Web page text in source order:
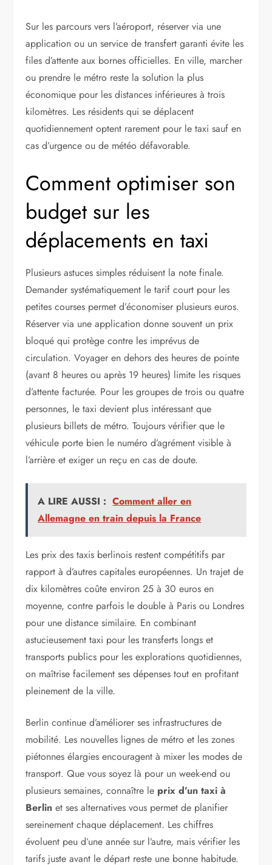
Sur les parcours vers l’aéroport, réserver via une
application ou un service de transfert garanti évite les
files d’attente aux bornes officielles. En ville, marcher
ou prendre le métro reste la solution la plus
économique pour les distances inférieures à trois
kilomètres. Les résidents qui se déplacent
quotidiennement optent rarement pour le taxi sauf en
cas d’urgence ou de météo défavorable.
Comment optimiser son
budget sur les
déplacements en taxi
Plusieurs astuces simples réduisent la note finale.
Demander systématiquement le tarif court pour les
petites courses permet d’économiser plusieurs euros.
Réserver via une application donne souvent un prix
bloqué qui protège contre les imprévus de
circulation. Voyager en dehors des heures de pointe
(avant 8 heures ou après 19 heures) limite les risques
d’attente facturée. Pour les groupes de trois ou quatre
personnes, le taxi devient plus intéressant que
plusieurs billets de métro. Toujours vérifier que le
véhicule porte bien le numéro d’agrément visible à
l’arrière et exiger un reçu en cas de doute.
A LIRE AUSSI : Comment aller en
Allemagne en train depuis la France
Les prix des taxis berlinois restent compétitifs par
rapport à d’autres capitales européennes. Un trajet de
dix kilomètres coûte environ 25 à 30 euros en
moyenne, contre parfois le double à Paris ou Londres
pour une distance similaire. En combinant
astucieusement taxi pour les transferts longs et
transports publics pour les explorations quotidiennes,
on maîtrise facilement ses dépenses tout en profitant
pleinement de la ville.
Berlin continue d’améliorer ses infrastructures de
mobilité. Les nouvelles lignes de métro et les zones
piétonnes élargies encouragent à mixer les modes de
transport. Que vous soyez là pour un week-end ou
plusieurs semaines, connaître le prix d’un taxi à
Berlin et ses alternatives vous permet de planifier
sereinement chaque déplacement. Les chiffres
évoluent peu d’une année sur l’autre, mais vérifier les
tarifs juste avant le départ reste une bonne habitude.